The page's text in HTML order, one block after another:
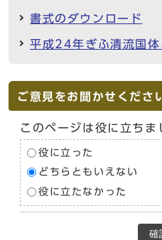
書式のダウンロード
平成24年ぎふ清流国体
ご意見をお聞かせくださ
このページは役に立ちま
役に立った
どちらともいえない
役に立たなかった
確